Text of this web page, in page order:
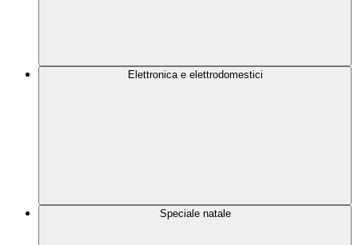
Elettronica e elettrodomestici
Speciale natale